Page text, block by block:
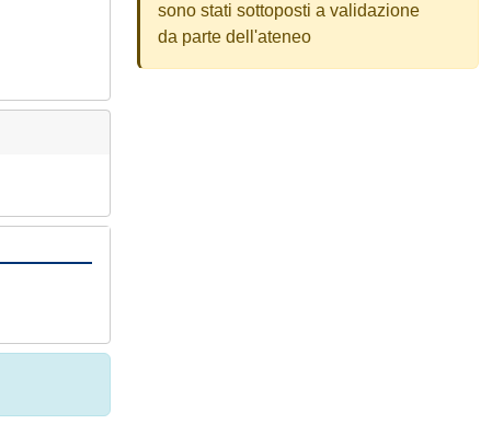
sono stati sottoposti a validazione
da parte dell'ateneo